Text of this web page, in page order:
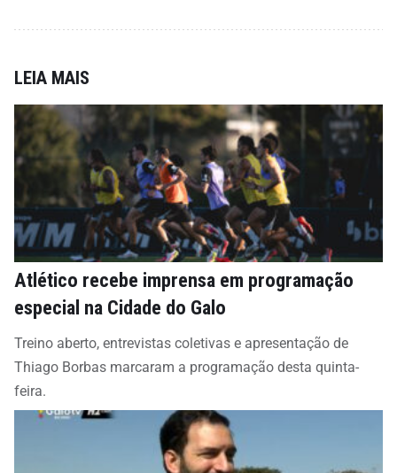
LEIA MAIS
Atlético recebe imprensa em programação
especial na Cidade do Galo
Treino aberto, entrevistas coletivas e apresentação de
Thiago Borbas marcaram a programação desta quinta-
feira.